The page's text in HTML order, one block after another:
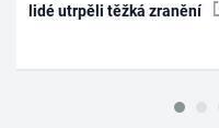
lidé utrpěli těžká zranění